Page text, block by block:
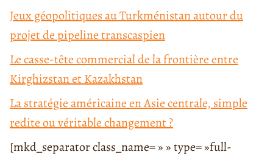
Jeux géopolitiques au Turkménistan autour du
projet de pipeline transcaspien
Le casse-tête commercial de la frontière entre
Kirghizstan et Kazakhstan
La stratégie américaine en Asie centrale, simple
redite ou véritable changement ?
[mkd_separator class_name= » » type= »full-